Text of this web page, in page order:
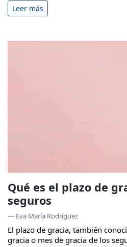
Leer más
Qué es el plazo de
seguros
— Eva María Rodríguez
El plazo de gracia, también
gracia o mes de gracia de los